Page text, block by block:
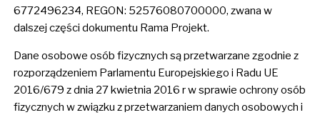
6772496234, REGON: 52576080700000, zwana w
dalszej części dokumentu Rama Projekt.
Dane osobowe osób fizycznych są przetwarzane zgodnie z
rozporządzeniem Parlamentu Europejskiego i Radu UE
2016/679 z dnia 27 kwietnia 2016 r w sprawie ochrony osób
fizycznych w związku z przetwarzaniem danych osobowych i